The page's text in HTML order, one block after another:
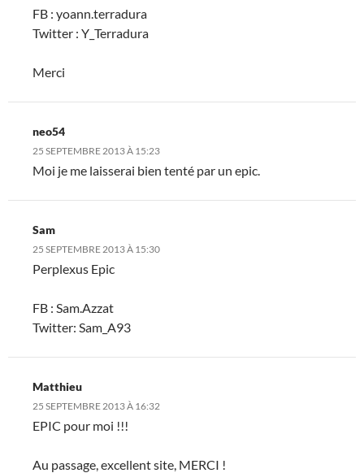
FB : yoann.terradura
Twitter : Y_Terradura
Merci
neo54
25 SEPTEMBRE 2013 À 15:23
Moi je me laisserai bien tenté par un epic.
Sam
25 SEPTEMBRE 2013 À 15:30
Perplexus Epic
FB : Sam.Azzat
Twitter: Sam_A93
Matthieu
25 SEPTEMBRE 2013 À 16:32
EPIC pour moi !!!
Au passage, excellent site, MERCI !